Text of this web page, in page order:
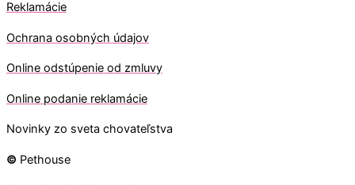
Reklamácie
Ochrana osobných údajov
Online odstúpenie od zmluvy
Online podanie reklamácie
Novinky zo sveta chovateľstva
© Pethouse